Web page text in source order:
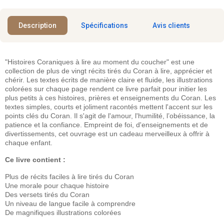
Description Spécifications Avis clients
"Histoires Coraniques à lire au moment du coucher" est une
collection de plus de vingt récits tirés du Coran à lire, apprécier et
chérir. Les textes écrits de manière claire et fluide, les illustrations
colorées sur chaque page rendent ce livre parfait pour initier les
plus petits à ces histoires, prières et enseignements du Coran. Les
textes simples, courts et joliment racontés mettent l'accent sur les
points clés du Coran. Il s'agit de l'amour, l'humilité, l’obéissance, la
patience et la confiance. Empreint de foi, d'enseignements et de
divertissements, cet ouvrage est un cadeau merveilleux à offrir à
chaque enfant.
Ce livre contient :
Plus de récits faciles à lire tirés du Coran
Une morale pour chaque histoire
Des versets tirés du Coran
Un niveau de langue facile à comprendre
De magnifiques illustrations colorées